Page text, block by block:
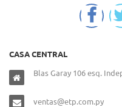
CASA CENTRAL
Blas Garay 106 esq.
ventas@etp.com.py